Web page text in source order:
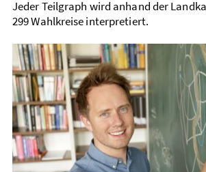
Jeder Teil­graph wird anhand der
299 Wahl­kreise interpretiert.